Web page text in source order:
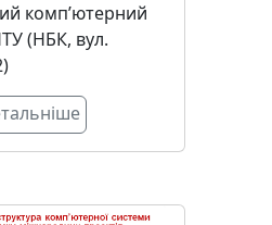
комп’ютерний
(НБК, вул.